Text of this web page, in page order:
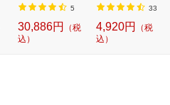
5
30,886円
（税
込）
40...
33
4,920円
（税
込）